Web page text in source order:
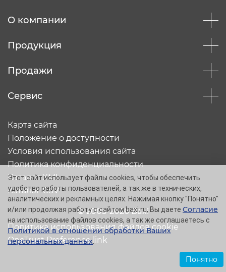
О компании
Продукция
Продажи
Сервис
© 2005-2026 Baxi
Карта сайта
Положение о доступности
Условия использования сайта
Политика конфиденциальности
Каталог XML
Каталог CSV
Политика использования файлов cookie
OneTrust Preference link
Этот сайт использует файлы cookies, чтобы обеспечить
удобство работы пользователей, а так же в технических,
аналитических и рекламных целях. Нажимая кнопку "Понятно"
и/или продолжая работу с сайтом baxi.ru, Вы даете Согласие
на использование файлов cookies, а так же соглашаетесь с
Политикой в отношении обработки Ваших
персональных данных.
Понятно